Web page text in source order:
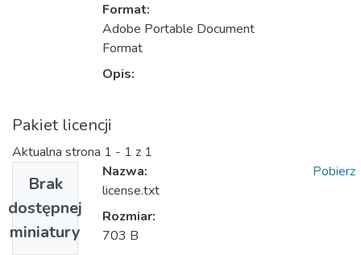
Format:
Adobe Portable Document
Format
Opis:
Pakiet licencji
Aktualna strona 1 - 1 z 1
Brak
dostępnej
miniatury
Nazwa:
license.txt
Rozmiar:
703 B
Pobierz